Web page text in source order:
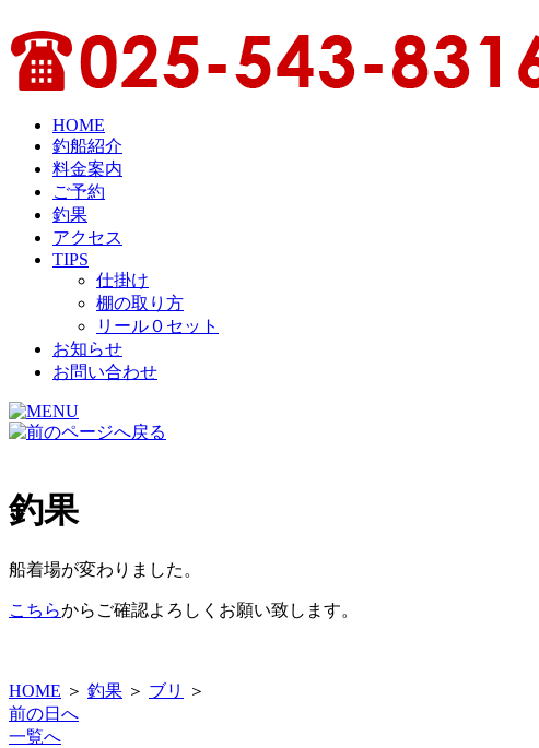
HOME
釣船紹介
料金案内
ご予約
釣果
アクセス
TIPS
仕掛け
棚の取り方
リール０セット
お知らせ
お問い合わせ
釣果
船着場が変わりました。
こちらからご確認よろしくお願い致します。
HOME ＞ 釣果 ＞ ブリ
＞
前の日へ
一覧へ